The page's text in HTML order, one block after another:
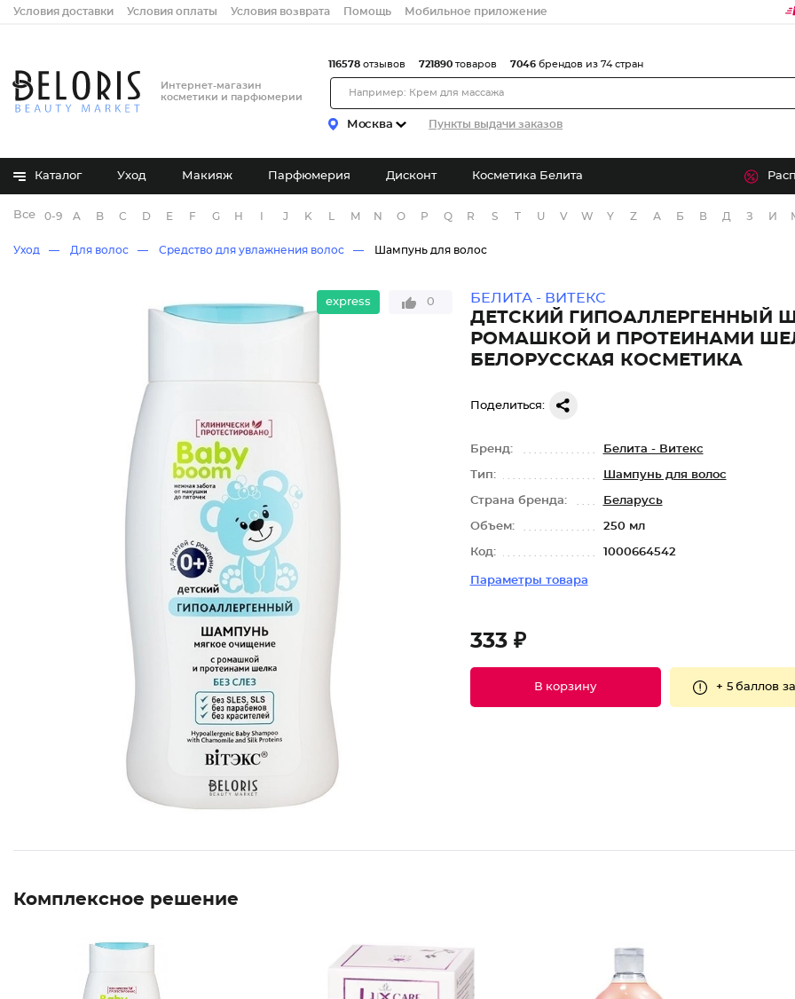
Условия доставки Условия оплаты Условия возврата Помощь Мобильное приложение
Интернет-магазин
косметики и парфюмерии
Москва Пункты выдачи заказов
116578 отзывов 721890 товаров 7046 брендов из 74 стран
Каталог Уход Макияж Парфюмерия Дисконт Косметика Белита
Все бренды
0-9 A B C D E F G H J K M N O P Q R S T U V W Y Z А Б В Д З И
Уход Для волос Средство для увлажнения волос Шампунь для волос
express 0 БЕЛИТА - ВИТЕКС
ДЕТСКИЙ ГИПОАЛЛЕРГЕННЫЙ
РОМАШКОЙ И ПРОТЕИНАМИ
БЕЛОРУССКАЯ КОСМЕТИКА
Поделиться:
Бренд: Белита - Витекс
Тип: Шампунь для волос
Страна бренда: Беларусь
Объем: 250 мл
Код: 1000664542
Параметры товара
333 ₽
В корзину + 5 баллов
Комплексное решение